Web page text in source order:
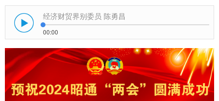
经济财贸界别委员 陈勇昌
00:00